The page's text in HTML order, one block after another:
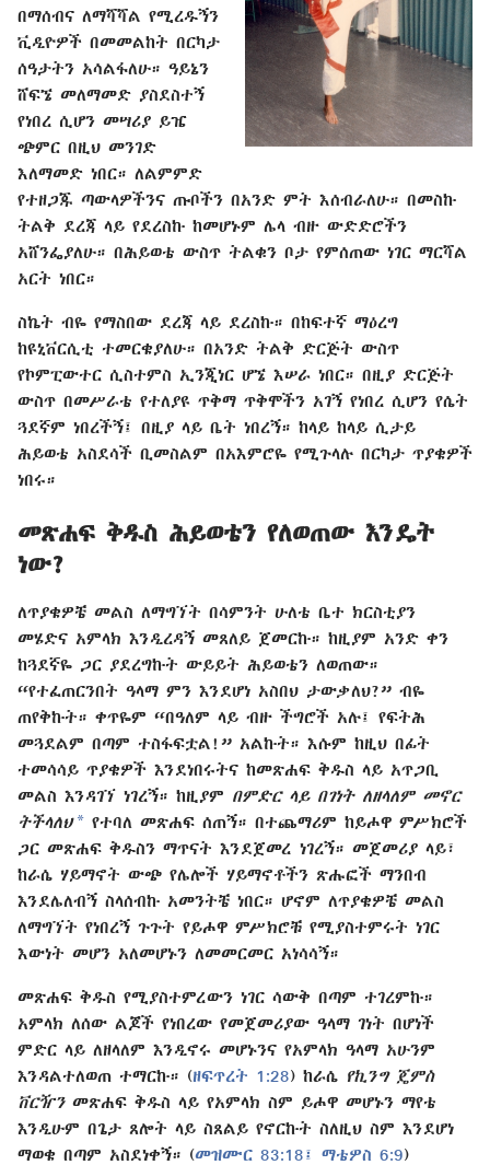
በማሰብና ለማሻሻል የሚረዱኝን
ቪዲዮዎች በመመልከት በርካታ
ሰዓታትን አሳልፋለሁ። ዓይኔን
ሸፍኜ መለማመድ ያስደስተኝ
የነበረ ሲሆን መሣሪያ ይዤ
ጭምር በዚህ መንገድ
እለማመድ ነበር። ለልምምድ
የተዘጋጁ ጣውላዎችንና ጡቦችን በአንድ ምት እሰብራለሁ። በመስኩ
ትልቅ ደረጃ ላይ የደረስኩ ከመሆኑም ሌላ ብዙ ውድድሮችን
አሸንፌያለሁ። በሕይወቴ ውስጥ ትልቁን ቦታ የምሰጠው ነገር ማርሻል
አርት ነበር።
ስኬት ብዬ የማስበው ደረጃ ላይ ደረስኩ። በከፍተኛ ማዕረግ
ከዩኒቨርሲቲ ተመርቄያለሁ። በአንድ ትልቅ ድርጅት ውስጥ
የኮምፒውተር ሲስተምስ ኢንጂነር ሆኜ እሠራ ነበር። በዚያ ድርጅት
ውስጥ በመሥራቴ የተለያዩ ጥቅማ ጥቅሞችን አገኝ የነበረ ሲሆን የሴት
ጓደኛም ነበረችኝ፤ በዚያ ላይ ቤት ነበረኝ። ከላይ ከላይ ሲታይ
ሕይወቴ አስደሳች ቢመስልም በአእምሮዬ የሚጉላሉ በርካታ ጥያቄዎች
ነበሩ።
መጽሐፍ ቅዱስ ሕይወቴን የለወጠው እንዴት
ነው?
ለጥያቄዎቼ መልስ ለማግኘት በሳምንት ሁለቴ ቤተ ክርስቲያን
መሄድና አምላክ እንዲረዳኝ መጸለይ ጀመርኩ። ከዚያም አንድ ቀን
ከጓደኛዬ ጋር ያደረግኩት ውይይት ሕይወቴን ለወጠው።
“የተፈጠርንበት ዓላማ ምን እንደሆነ አስበህ ታውቃለህ?” ብዬ
ጠየቅኩት። ቀጥዬም “በዓለም ላይ ብዙ ችግሮች አሉ፤ የፍትሕ
መጓደልም በጣም ተስፋፍቷል!” አልኩት። እሱም ከዚህ በፊት
ተመሳሳይ ጥያቄዎች እንደነበሩትና ከመጽሐፍ ቅዱስ ላይ አጥጋቢ
መልስ እንዳገኘ ነገረኝ። ከዚያም በምድር ላይ በገነት ለዘላለም መኖር
ትችላለህ a የተባለ መጽሐፍ ሰጠኝ። በተጨማሪም ከይሖዋ ምሥክሮች
ጋር መጽሐፍ ቅዱስን ማጥናት እንደጀመረ ነገረኝ። መጀመሪያ ላይ፣
ከራሴ ሃይማኖት ውጭ የሌሎች ሃይማኖቶችን ጽሑፎች ማንበብ
እንደሌለብኝ ስላሰብኩ አመንትቼ ነበር። ሆኖም ለጥያቄዎቼ መልስ
ለማግኘት የነበረኝ ጉጉት የይሖዋ ምሥክሮቹ የሚያስተምሩት ነገር
እውነት መሆን አለመሆኑን ለመመርመር አነሳሳኝ።
መጽሐፍ ቅዱስ የሚያስተምረውን ነገር ሳውቅ በጣም ተገረምኩ።
አምላክ ለሰው ልጆች የነበረው የመጀመሪያው ዓላማ ገነት በሆነች
ምድር ላይ ለዘላለም እንዲኖሩ መሆኑንና የአምላክ ዓላማ አሁንም
እንዳልተለወጠ ተማርኩ። (ዘፍጥረት 1:28) ከራሴ የኪንግ ጄምስ
ቨርዥንመጽሐፍ ቅዱስ ላይ የአምላክ ስም ይሖዋ መሆኑን ማየቴ
እንዲሁም በጌታ ጸሎት ላይ ስጸልይ የኖርኩት ስለዚህ ስም እንደሆነ
ማወቄ በጣም አስደነቀኝ። (መዝሙር 83:18፤ ማቴዎስ 6:9)